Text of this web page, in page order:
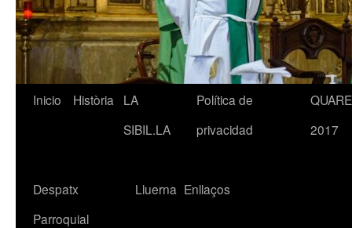
Inicio Història
LA
SIBIL.LA
Política de
privacidad
2017
Despatx
Parroquial
Lluerna Enllaços